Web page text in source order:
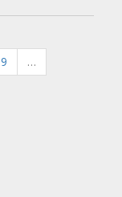
9
…